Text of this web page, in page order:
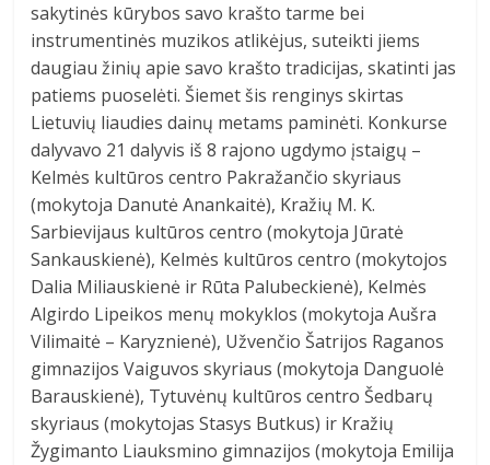
sakytinės kūrybos savo krašto tarme bei
instrumentinės muzikos atlikėjus, suteikti jiems
daugiau žinių apie savo krašto tradicijas, skatinti jas
patiems puoselėti. Šiemet šis renginys skirtas
Lietuvių liaudies dainų metams paminėti. Konkurse
dalyvavo 21 dalyvis iš 8 rajono ugdymo įstaigų –
Kelmės kultūros centro Pakražančio skyriaus
(mokytoja Danutė Anankaitė), Kražių M. K.
Sarbievijaus kultūros centro (mokytoja Jūratė
Sankauskienė), Kelmės kultūros centro (mokytojos
Dalia Miliauskienė ir Rūta Palubeckienė), Kelmės
Algirdo Lipeikos menų mokyklos (mokytoja Aušra
Vilimaitė – Karyznienė), Užvenčio Šatrijos Raganos
gimnazijos Vaiguvos skyriaus (mokytoja Danguolė
Barauskienė), Tytuvėnų kultūros centro Šedbarų
skyriaus (mokytojas Stasys Butkus) ir Kražių
Žygimanto Liauksmino gimnazijos (mokytoja Emilija